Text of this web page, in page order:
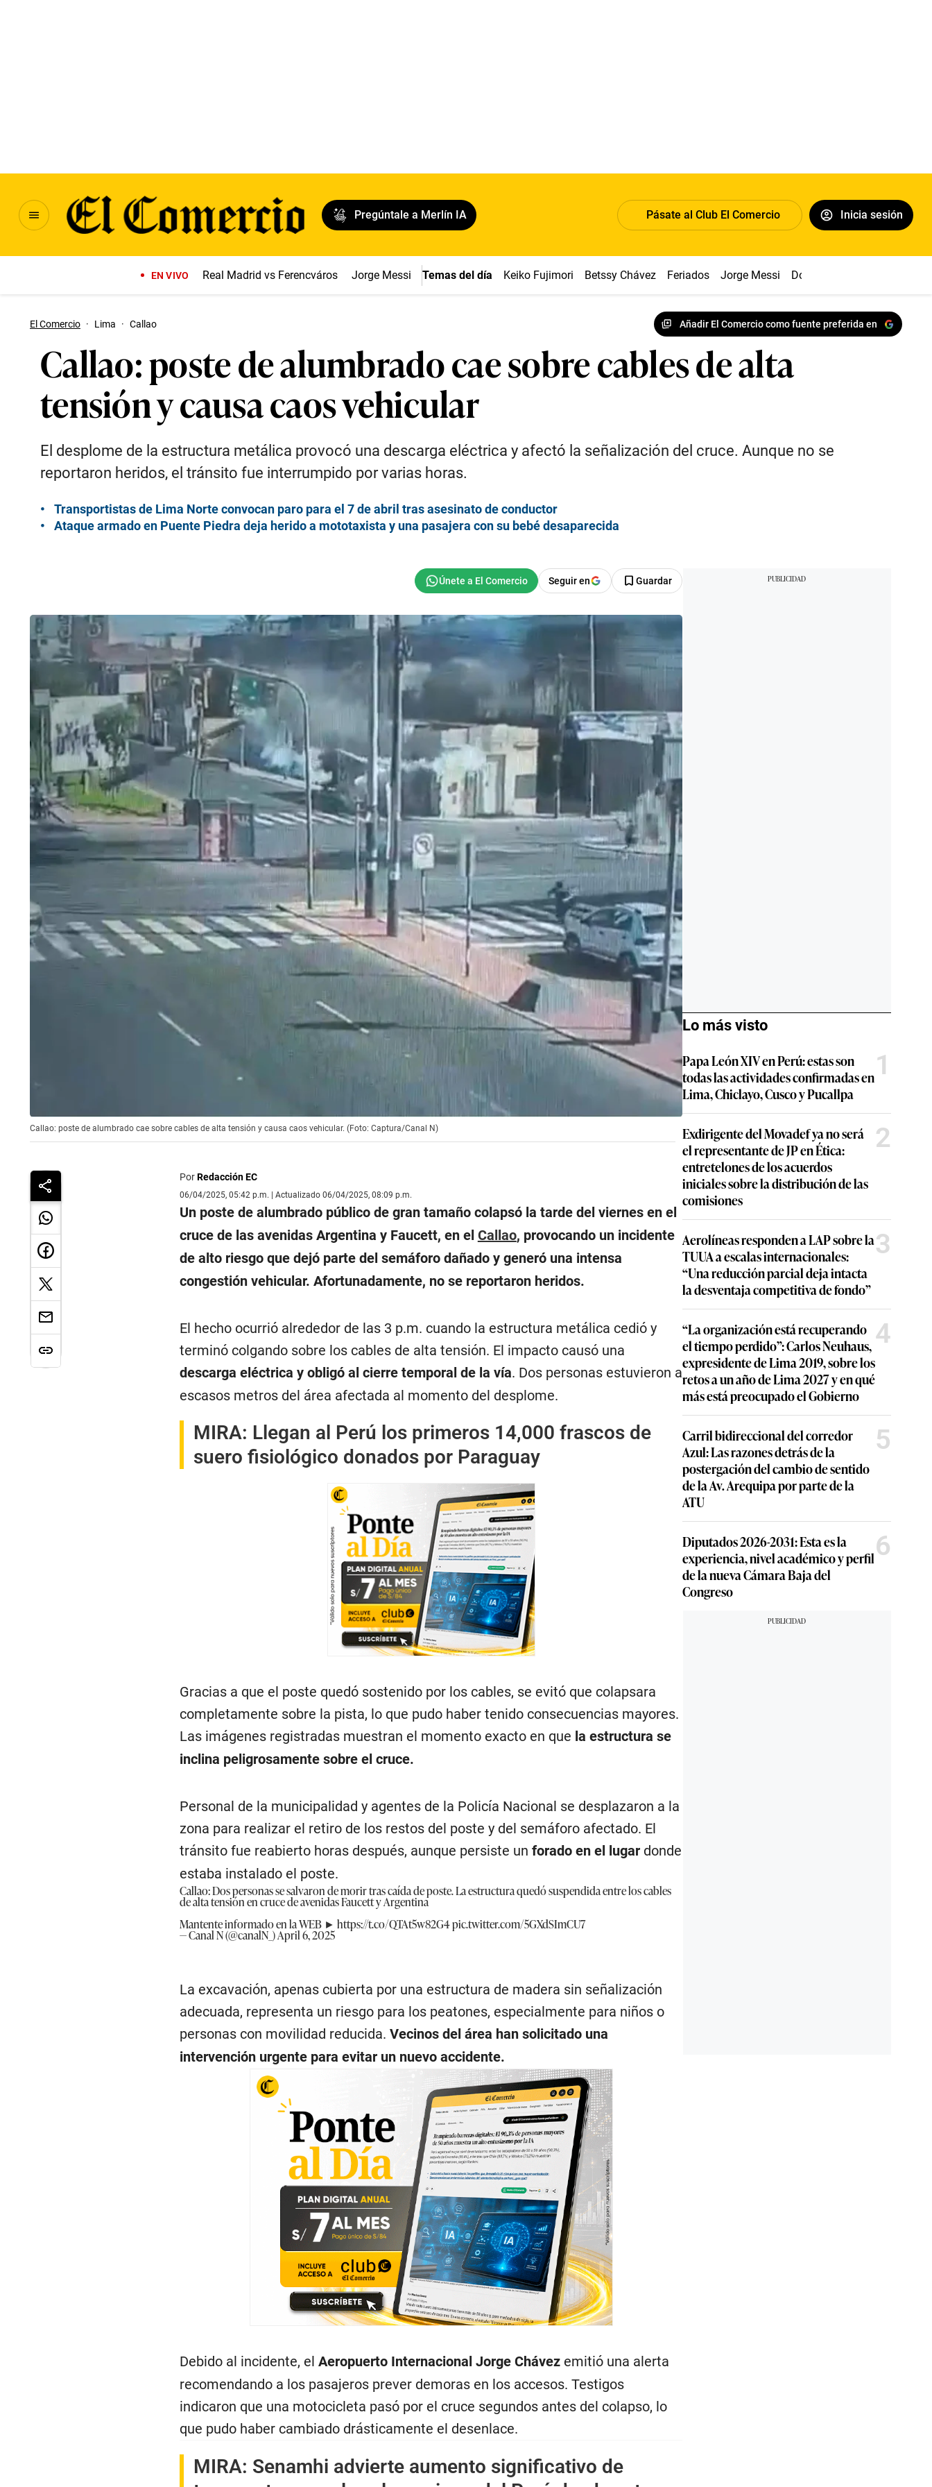
Pregúntale a Merlín IA Pásate al Club El Comercio Inicia sesión
EN VIVO Real Madrid vs Ferencváros Jorge Messi Temas del día Keiko Fujimori Betssy Chávez Feriados Jorge Messi Dólar
El Comercio · Lima · Callao Añadir El Comercio como fuente preferida en
Callao: poste de alumbrado cae sobre cables de alta
tensión y causa caos vehicular
El desplome de la estructura metálica provocó una descarga eléctrica y afectó la señalización del cruce. Aunque no se
reportaron heridos, el tránsito fue interrumpido por varias horas.
Transportistas de Lima Norte convocan paro para el 7 de abril tras asesinato de conductor
Ataque armado en Puente Piedra deja herido a mototaxista y una pasajera con su bebé desaparecida
Seguir en Guardar
Callao: poste de alumbrado cae sobre cables de alta tensión y causa caos vehicular. (Foto: Captura/Canal N)
PorRedacción EC
06/04/2025, 05:42 p.m. | Actualizado 06/04/2025, 08:09 p.m.
Un poste de alumbrado público de gran tamaño colapsó la tarde del viernes en el
cruce de las avenidas Argentina y Faucett, en el Callao, provocando un incidente
de alto riesgo que dejó parte del semáforo dañado y generó una intensa
congestión vehicular. Afortunadamente, no se reportaron heridos.
El hecho ocurrió alrededor de las 3 p.m. cuando la estructura metálica cedió y
terminó colgando sobre los cables de alta tensión. El impacto causó una
descarga eléctrica y obligó al cierre temporal de la vía. Dos personas estuvieron a
escasos metros del área afectada al momento del desplome.
MIRA: Llegan al Perú los primeros 14,000 frascos de
suero fisiológico donados por Paraguay
Gracias a que el poste quedó sostenido por los cables, se evitó que colapsara
completamente sobre la pista, lo que pudo haber tenido consecuencias mayores.
Las imágenes registradas muestran el momento exacto en que la estructura se
inclina peligrosamente sobre el cruce.
Personal de la municipalidad y agentes de la Policía Nacional se desplazaron a la
zona para realizar el retiro de los restos del poste y del semáforo afectado. El
tránsito fue reabierto horas después, aunque persiste un forado en el lugar donde
estaba instalado el poste.
Callao: Dos personas se salvaron de morir tras caída de poste. La estructura quedó suspendida entre los cables
de alta tensión en cruce de avenidas Faucett y Argentina
Mantente informado en la WEB ► https://t.co/QTAt5w82G4pic.twitter.com/5GXdSImCU7
— Canal N (@canalN_)April 6, 2025
La excavación, apenas cubierta por una estructura de madera sin señalización
adecuada, representa un riesgo para los peatones, especialmente para niños o
personas con movilidad reducida. Vecinos del área han solicitado una
intervención urgente para evitar un nuevo accidente.
Debido al incidente, el Aeropuerto Internacional Jorge Chávezemitió una alerta
recomendando a los pasajeros prever demoras en los accesos. Testigos
indicaron que una motocicleta pasó por el cruce segundos antes del colapso, lo
que pudo haber cambiado drásticamente el desenlace.
MIRA: Senamhi advierte aumento significativo de
Lo más visto
Papa León XIV en Perú: estas son
todas las actividades confirmadas en
Lima, Chiclayo, Cusco y Pucallpa
1
Exdirigente del Movadef ya no será
el representante de JP en Ética:
entretelones de los acuerdos
iniciales sobre la distribución de las
comisiones
2
Aerolíneas responden a LAP sobre la
TUUA a escalas internacionales:
“Una reducción parcial deja intacta
la desventaja competitiva de fondo”
3
“La organización está recuperando
el tiempo perdido”: Carlos Neuhaus,
expresidente de Lima 2019, sobre los
retos a un año de Lima 2027 y en qué
más está preocupado el Gobierno
4
Carril bidireccional del corredor
Azul: Las razones detrás de la
postergación del cambio de sentido
de la Av. Arequipa por parte de la
ATU
5
Diputados 2026-2031: Esta es la
experiencia, nivel académico y perfil
de la nueva Cámara Baja del
Congreso
6